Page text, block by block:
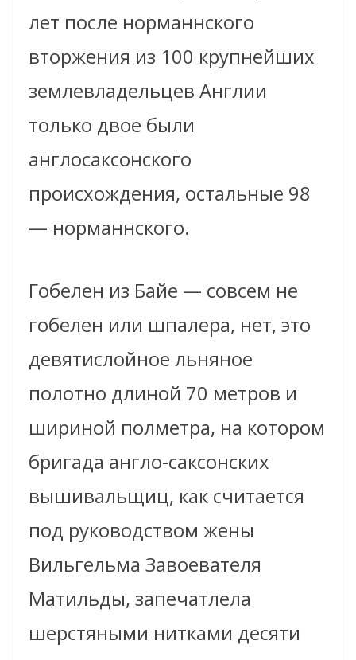
лет после норманнского
вторжения из 100 крупнейших
землевладельцев Англии
только двое были
англосаксонского
происхождения, остальные 98
— норманнского.
Гобелен из Байе — совсем не
гобелен или шпалера, нет, это
девятислойное льняное
полотно длиной 70 метров и
шириной полметра, на котором
бригада англо-саксонских
вышивальщиц, как считается
под руководством жены
Вильгельма Завоевателя
Матильды, запечатлела
шерстяными нитками десяти